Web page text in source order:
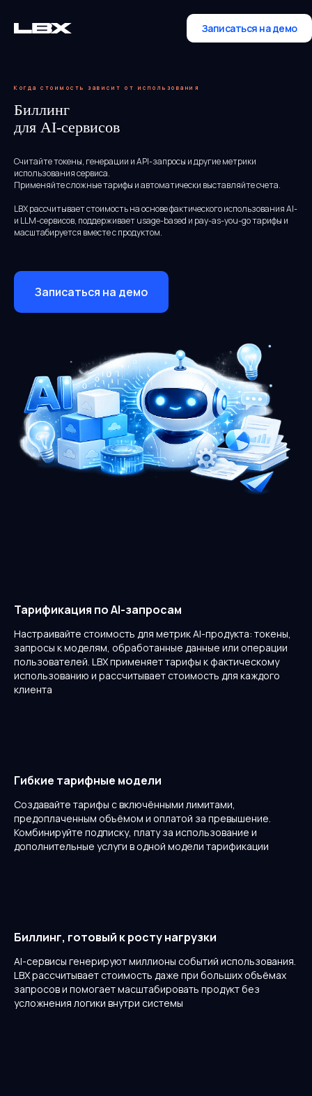
Записаться на демо
Когда стоимость зависит от использования
Биллинг
для AI-сервисов
Считайте токены, генерации и API-запросы и другие метрики
использования сервиса.
Применяйте сложные тарифы и автоматически выставляйте счета.
LBX рассчитывает стоимость на основе фактического использования AI-
и LLM-сервисов, поддерживает usage-based и pay-as-you-go тарифы и
масштабируется вместе с продуктом.
Записаться на демо
Тарификация по AI-запросам
Настраивайте стоимость для метрик AI-продукта: токены,
запросы к моделям, обработанные данные или операции
пользователей. LBX применяет тарифы к фактическому
использованию и рассчитывает стоимость для каждого
клиента
Гибкие тарифные модели
Создавайте тарифы с включёнными лимитами,
предоплаченным объёмом и оплатой за превышение.
Комбинируйте подписку, плату за использование и
дополнительные услуги в одной модели тарификации
Биллинг, готовый к росту нагрузки
AI-сервисы генерируют миллионы событий использования.
LBX рассчитывает стоимость даже при больших объёмах
запросов и помогает масштабировать продукт без
усложнения логики внутри системы